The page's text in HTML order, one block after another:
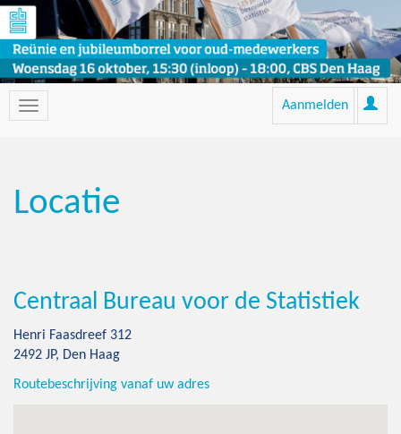
Aanmelden
Locatie
Centraal Bureau voor de Statistiek
Henri Faasdreef 312
2492 JP, Den Haag
Routebeschrijving vanaf uw adres